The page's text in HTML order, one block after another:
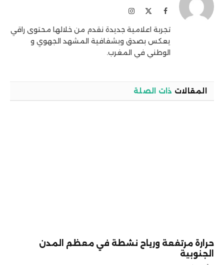
فيسبوك الانستغرام
تجربة اعلامية جديدة نقدم من خلالها محتوى راقي
يعكس بصدق وبشفافية المشهد الجهوي و
الوطني في المغرب.
المقالات ذات الصلة
حرارة مرتفعة ورياح نشطة في معظم المدن
الجنوبية